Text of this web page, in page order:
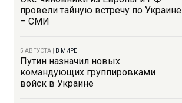
провели тайную встречу по Украине
– СМИ
5 АВГУСТА В МИРЕ
Путин назначил новых
командующих группировками
войск в Украине